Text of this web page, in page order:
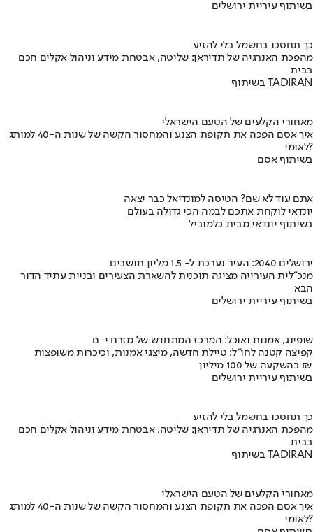
בשיתוף עיריית ירושלים
כך תחסכו בחשמל בלי להזיע
מהפכת האנרגיה של תדיראן: שליטה, אבטחת מידע וניהול אקלים חכם
בבית
בשיתוף TADIRAN
מאחורי הקלעים של הטעם הישראלי
איך אסם הפכה את תקופת הצנע והמחסור הקשה של שנות ה-40 למותג
לאומי?
בשיתוף אסם
אתם עוד לא שם? הטיסה למונדיאל כבר יצאה
יונדאי לוקחת אתכם לבמה הכי גדולה בעולם
בשיתוף יונדאי מבית כלמוביל
ירושלים 2040: העיר נערכת ל- 1.5 מליון תושבים
מנכ"לית העירייה מציגה תוכנית להשארת הצעירים ובניית עתיד הדור
הבא
בשיתוף עיריית ירושלים
שופינג, אמנות ואוכל: המרכז המתחדש של מזרח י-ם
קפיצה קטנה לחו"ל: טיילת חדשה, מיצגי אמנות, וכיכרות משופצות
בהשקעה של 100 מיליון ₪
בשיתוף עיריית ירושלים
כך תחסכו בחשמל בלי להזיע
מהפכת האנרגיה של תדיראן: שליטה, אבטחת מידע וניהול אקלים חכם
בבית
בשיתוף TADIRAN
מאחורי הקלעים של הטעם הישראלי
איך אסם הפכה את תקופת הצנע והמחסור הקשה של שנות ה-40 למותג
לאומי?